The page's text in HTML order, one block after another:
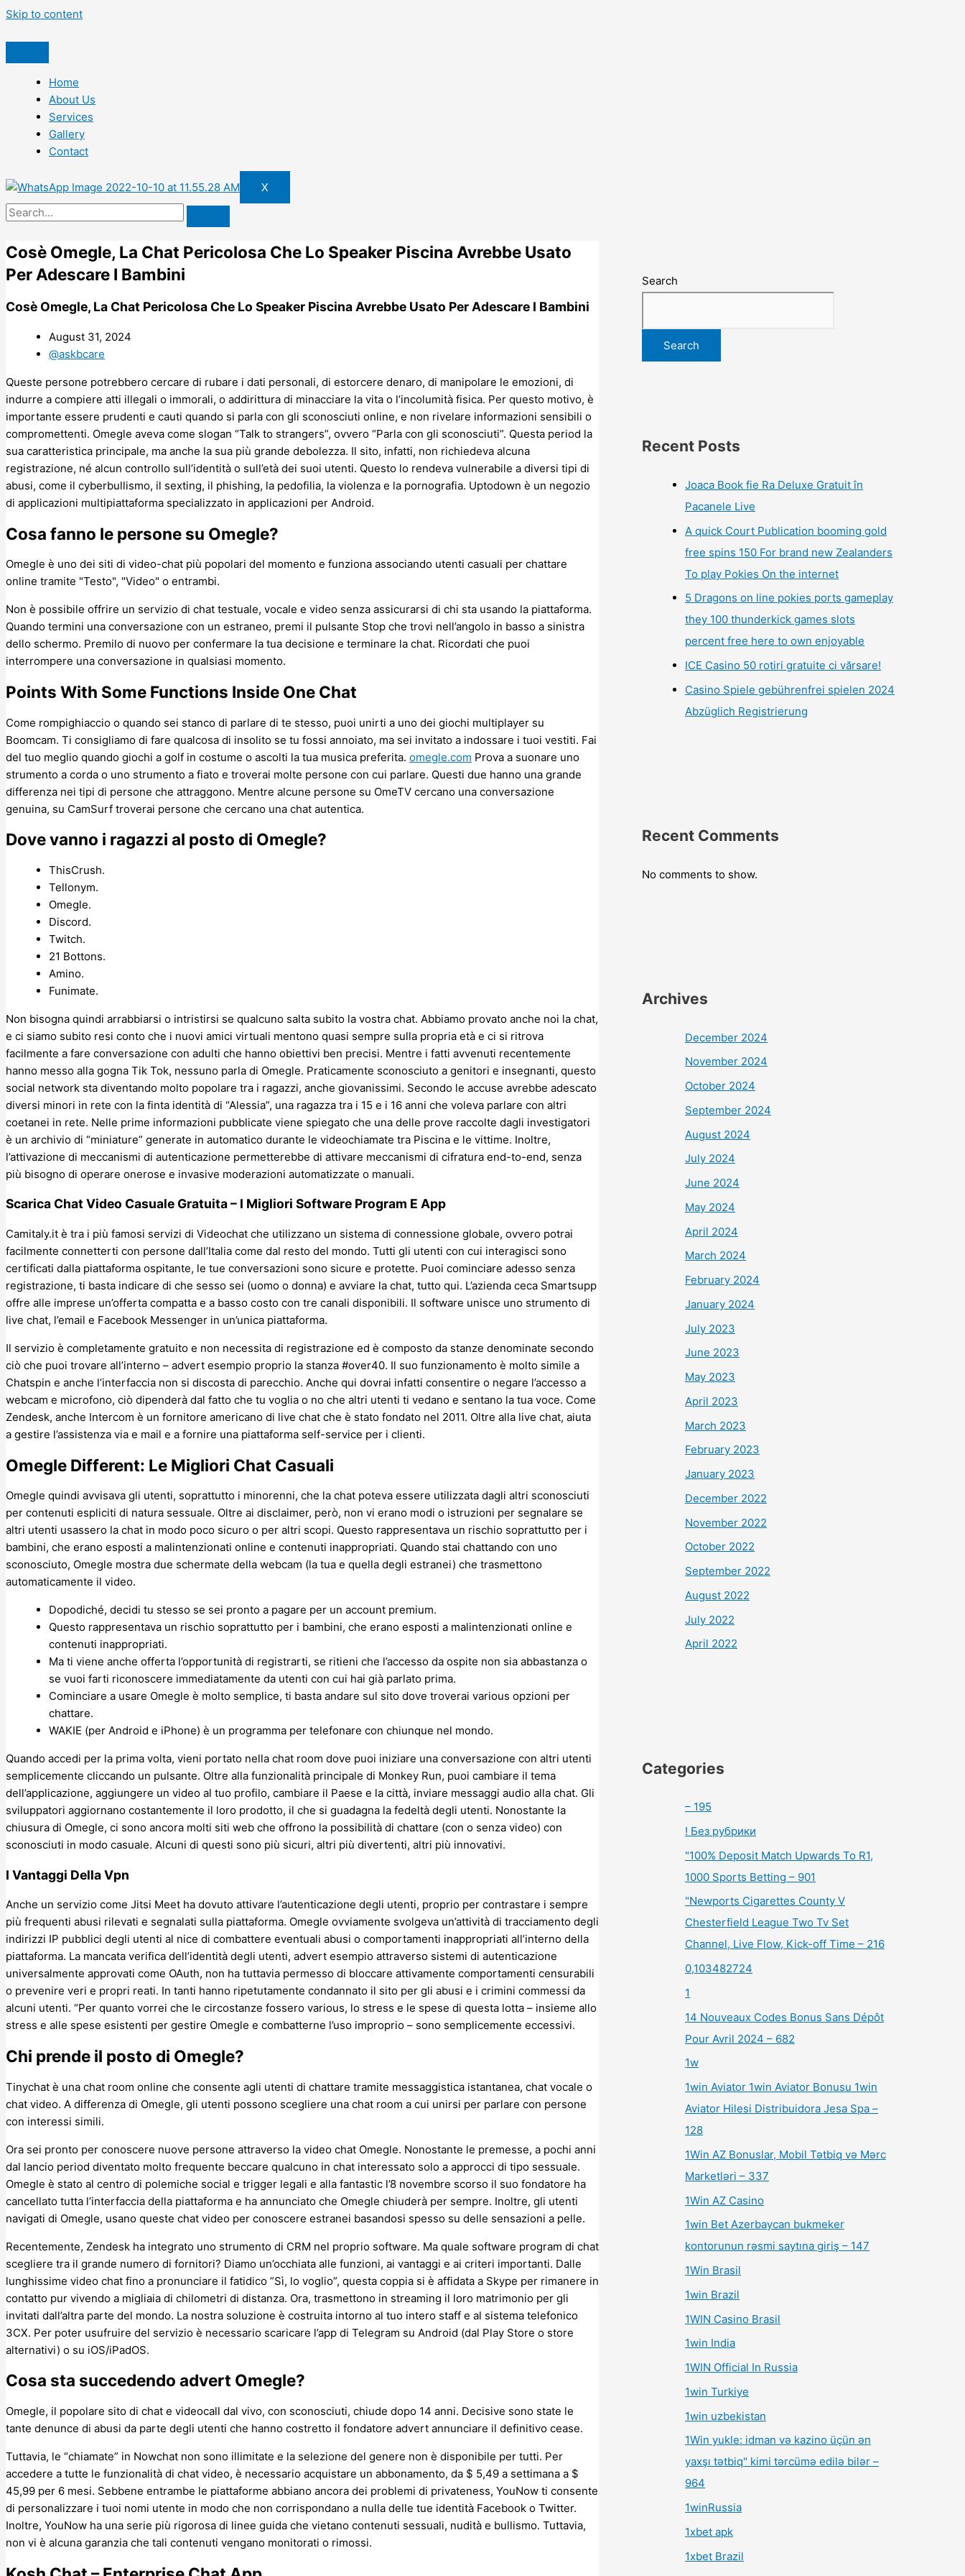
Skip to content
Home
About Us
Services
Gallery
Contact
X
Cosè Omegle, La Chat Pericolosa Che Lo Speaker Piscina Avrebbe Usato
Per Adescare I Bambini
Cosè Omegle, La Chat Pericolosa Che Lo Speaker Piscina Avrebbe Usato Per Adescare I Bambini
August 31, 2024
@askbcare
Queste persone potrebbero cercare di rubare i dati personali, di estorcere denaro, di manipolare le emozioni, di
indurre a compiere atti illegali o immorali, o addirittura di minacciare la vita o l’incolumità fisica. Per questo motivo, è
importante essere prudenti e cauti quando si parla con gli sconosciuti online, e non rivelare informazioni sensibili o
compromettenti. Omegle aveva come slogan “Talk to strangers”, ovvero “Parla con gli sconosciuti”. Questa period la
sua caratteristica principale, ma anche la sua più grande debolezza. Il sito, infatti, non richiedeva alcuna
registrazione, né alcun controllo sull’identità o sull’età dei suoi utenti. Questo lo rendeva vulnerabile a diversi tipi di
abusi, come il cyberbullismo, il sexting, il phishing, la pedofilia, la violenza e la pornografia. Uptodown è un negozio
di applicazioni multipiattaforma specializzato in applicazioni per Android.
Cosa fanno le persone su Omegle?
Omegle è uno dei siti di video-chat più popolari del momento e funziona associando utenti casuali per chattare
online tramite "Testo", "Video" o entrambi.
Non è possibile offrire un servizio di chat testuale, vocale e video senza assicurarsi di chi sta usando la piattaforma.
Quando termini una conversazione con un estraneo, premi il pulsante Stop che trovi nell’angolo in basso a sinistra
dello schermo. Premilo di nuovo per confermare la tua decisione e terminare la chat. Ricordati che puoi
interrompere una conversazione in qualsiasi momento.
Points With Some Functions Inside One Chat
Come rompighiaccio o quando sei stanco di parlare di te stesso, puoi unirti a uno dei giochi multiplayer su
Boomcam. Ti consigliamo di fare qualcosa di insolito se tu fossi annoiato, ma sei invitato a indossare i tuoi vestiti. Fai
del tuo meglio quando giochi a golf in costume o ascolti la tua musica preferita. omegle.com Prova a suonare uno
strumento a corda o uno strumento a fiato e troverai molte persone con cui parlare. Questi due hanno una grande
differenza nei tipi di persone che attraggono. Mentre alcune persone su OmeTV cercano una conversazione
genuina, su CamSurf troverai persone che cercano una chat autentica.
Dove vanno i ragazzi al posto di Omegle?
ThisCrush.
Tellonym.
Omegle.
Discord.
Twitch.
21 Bottons.
Amino.
Funimate.
Non bisogna quindi arrabbiarsi o intristirsi se qualcuno salta subito la vostra chat. Abbiamo provato anche noi la chat,
e ci siamo subito resi conto che i nuovi amici virtuali mentono quasi sempre sulla propria età e ci si ritrova
facilmente a fare conversazione con adulti che hanno obiettivi ben precisi. Mentre i fatti avvenuti recentemente
hanno messo alla gogna Tik Tok, nessuno parla di Omegle. Praticamente sconosciuto a genitori e insegnanti, questo
social network sta diventando molto popolare tra i ragazzi, anche giovanissimi. Secondo le accuse avrebbe adescato
diversi minori in rete con la finta identità di “Alessia”, una ragazza tra i 15 e i 16 anni che voleva parlare con altri
coetanei in rete. Nelle prime informazioni pubblicate viene spiegato che una delle prove raccolte dagli investigatori
è un archivio di “miniature” generate in automatico durante le videochiamate tra Piscina e le vittime. Inoltre,
l’attivazione di meccanismi di autenticazione permetterebbe di attivare meccanismi di cifratura end-to-end, senza
più bisogno di operare onerose e invasive moderazioni automatizzate o manuali.
Scarica Chat Video Casuale Gratuita – I Migliori Software Program E App
Camitaly.it è tra i più famosi servizi di Videochat che utilizzano un sistema di connessione globale, ovvero potrai
facilmente connetterti con persone dall’Italia come dal resto del mondo. Tutti gli utenti con cui interagisci sono
certificati dalla piattaforma ospitante, le tue conversazioni sono sicure e protette. Puoi cominciare adesso senza
registrazione, ti basta indicare di che sesso sei (uomo o donna) e avviare la chat, tutto qui. L’azienda ceca Smartsupp
offre alle imprese un’offerta compatta e a basso costo con tre canali disponibili. Il software unisce uno strumento di
live chat, l’email e Facebook Messenger in un’unica piattaforma.
Il servizio è completamente gratuito e non necessita di registrazione ed è composto da stanze denominate secondo
ciò che puoi trovare all’interno – advert esempio proprio la stanza #over40. Il suo funzionamento è molto simile a
Chatspin e anche l’interfaccia non si discosta di parecchio. Anche qui dovrai infatti consentire o negare l’accesso a
webcam e microfono, ciò dipenderà dal fatto che tu voglia o no che altri utenti ti vedano e sentano la tua voce. Come
Zendesk, anche Intercom è un fornitore americano di live chat che è stato fondato nel 2011. Oltre alla live chat, aiuta
a gestire l’assistenza via e mail e a fornire una piattaforma self-service per i clienti.
Omegle Different: Le Migliori Chat Casuali
Omegle quindi avvisava gli utenti, soprattutto i minorenni, che la chat poteva essere utilizzata dagli altri sconosciuti
per contenuti espliciti di natura sessuale. Oltre ai disclaimer, però, non vi erano modi o istruzioni per segnalare se
altri utenti usassero la chat in modo poco sicuro o per altri scopi. Questo rappresentava un rischio soprattutto per i
bambini, che erano esposti a malintenzionati online e contenuti inappropriati. Quando stai chattando con uno
sconosciuto, Omegle mostra due schermate della webcam (la tua e quella degli estranei) che trasmettono
automaticamente il video.
Dopodiché, decidi tu stesso se sei pronto a pagare per un account premium.
Questo rappresentava un rischio soprattutto per i bambini, che erano esposti a malintenzionati online e
contenuti inappropriati.
Ma ti viene anche offerta l’opportunità di registrarti, se ritieni che l’accesso da ospite non sia abbastanza o
se vuoi farti riconoscere immediatamente da utenti con cui hai già parlato prima.
Cominciare a usare Omegle è molto semplice, ti basta andare sul sito dove troverai various opzioni per
chattare.
WAKIE (per Android e iPhone) è un programma per telefonare con chiunque nel mondo.
Quando accedi per la prima volta, vieni portato nella chat room dove puoi iniziare una conversazione con altri utenti
semplicemente cliccando un pulsante. Oltre alla funzionalità principale di Monkey Run, puoi cambiare il tema
dell’applicazione, aggiungere un video al tuo profilo, cambiare il Paese e la città, inviare messaggi audio alla chat. Gli
sviluppatori aggiornano costantemente il loro prodotto, il che si guadagna la fedeltà degli utenti. Nonostante la
chiusura di Omegle, ci sono ancora molti siti web che offrono la possibilità di chattare (con o senza video) con
sconosciuti in modo casuale. Alcuni di questi sono più sicuri, altri più divertenti, altri più innovativi.
I Vantaggi Della Vpn
Anche un servizio come Jitsi Meet ha dovuto attivare l’autenticazione degli utenti, proprio per contrastare i sempre
più frequenti abusi rilevati e segnalati sulla piattaforma. Omegle ovviamente svolgeva un’attività di tracciamento degli
indirizzi IP pubblici degli utenti al nice di combattere eventuali abusi o comportamenti inappropriati all’interno della
piattaforma. La mancata verifica dell’identità degli utenti, advert esempio attraverso sistemi di autenticazione
universalmente approvati come OAuth, non ha tuttavia permesso di bloccare attivamente comportamenti censurabili
o prevenire veri e propri reati. In tanti hanno ripetutamente condannato il sito per gli abusi e i crimini commessi da
alcuni utenti. “Per quanto vorrei che le circostanze fossero various, lo stress e le spese di questa lotta – insieme allo
stress e alle spese esistenti per gestire Omegle e combatterne l’uso improprio – sono semplicemente eccessivi.
Chi prende il posto di Omegle?
Tinychat è una chat room online che consente agli utenti di chattare tramite messaggistica istantanea, chat vocale o
chat video. A differenza di Omegle, gli utenti possono scegliere una chat room a cui unirsi per parlare con persone
con interessi simili.
Ora sei pronto per conoscere nuove persone attraverso la video chat Omegle. Nonostante le premesse, a pochi anni
dal lancio period diventato molto frequente beccare qualcuno in chat interessato solo a approcci di tipo sessuale.
Omegle è stato al centro di polemiche social e trigger legali e alla fantastic l’8 novembre scorso il suo fondatore ha
cancellato tutta l’interfaccia della piattaforma e ha annunciato che Omegle chiuderà per sempre. Inoltre, gli utenti
navigati di Omegle, usano queste chat video per conoscere estranei basandosi spesso su delle sensazioni a pelle.
Recentemente, Zendesk ha integrato uno strumento di CRM nel proprio software. Ma quale software program di chat
scegliere tra il grande numero di fornitori? Diamo un’occhiata alle funzioni, ai vantaggi e ai criteri importanti. Dalle
lunghissime video chat fino a pronunciare il fatidico ”Sì, lo voglio”, questa coppia si è affidata a Skype per rimanere in
contatto pur vivendo a migliaia di chilometri di distanza. Ora, trasmettono in streaming il loro matrimonio per gli
invitati dall’altra parte del mondo. La nostra soluzione è costruita intorno al tuo intero staff e al sistema telefonico
3CX. Per poter usufruire del servizio è necessario scaricare l’app di Telegram su Android (dal Play Store o store
alternativi) o su iOS/iPadOS.
Cosa sta succedendo advert Omegle?
Omegle, il popolare sito di chat e videocall dal vivo, con sconosciuti, chiude dopo 14 anni. Decisive sono state le
tante denunce di abusi da parte degli utenti che hanno costretto il fondatore advert annunciare il definitivo cease.
Tuttavia, le “chiamate” in Nowchat non sono illimitate e la selezione del genere non è disponibile per tutti. Per
accedere a tutte le funzionalità di chat video, è necessario acquistare un abbonamento, da $ 5,49 a settimana a $
45,99 per 6 mesi. Sebbene entrambe le piattaforme abbiano ancora dei problemi di privateness, YouNow ti consente
di personalizzare i tuoi nomi utente in modo che non corrispondano a nulla delle tue identità Facebook o Twitter.
Inoltre, YouNow ha una serie più rigorosa di linee guida che vietano contenuti sessuali, nudità e bullismo. Tuttavia,
non vi è alcuna garanzia che tali contenuti vengano monitorati o rimossi.
Search
Search
Recent Posts
Joaca Book fie Ra Deluxe Gratuit în
Pacanele Live
A quick Court Publication booming gold
free spins 150 For brand new Zealanders
To play Pokies On the internet
5 Dragons on line pokies ports gameplay
they 100 thunderkick games slots
percent free here to own enjoyable
ICE Casino 50 rotiri gratuite ci vărsare!
Casino Spiele gebührenfrei spielen 2024
Abzüglich Registrierung
Recent Comments
No comments to show.
Archives
December 2024
November 2024
October 2024
September 2024
August 2024
July 2024
June 2024
May 2024
April 2024
March 2024
February 2024
January 2024
July 2023
June 2023
May 2023
April 2023
March 2023
February 2023
January 2023
December 2022
November 2022
October 2022
September 2022
August 2022
July 2022
April 2022
Categories
– 195
! Без рубрики
"100% Deposit Match Upwards To R1,
1000 Sports Betting – 901
"Newports Cigarettes County V
Chesterfield League Two Tv Set
Channel, Live Flow, Kick-off Time – 216
0,103482724
1
14 Nouveaux Codes Bonus Sans Dépôt
Pour Avril 2024 – 682
1w
1win Aviator 1win Aviator Bonusu 1win
Aviator Hilesi Distribuidora Jesa Spa –
128
1Win AZ Bonuslar, Mobil Tətbiq və Mərc
Marketləri – 337
1Win AZ Casino
1win Bet Azerbaycan bukmeker
kontorunun rəsmi saytına giriş – 147
1Win Brasil
1win Brazil
1WIN Casino Brasil
1win India
1WIN Official In Russia
1win Turkiye
1win uzbekistan
1Win yukle: idman və kazino üçün ən
yaxşı tətbiq" kimi tərcümə edilə bilər –
964
1winRussia
1xbet apk
1xbet Brazil